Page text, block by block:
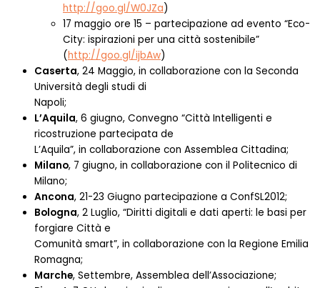
http://goo.gl/W0JZa)
17 maggio ore 15 – partecipazione ad evento “Eco-
City: ispirazioni per una città sostenibile”
(http://goo.gl/ijbAw)
Caserta, 24 Maggio, in collaborazione con la Seconda
Università degli studi di
Napoli;
L’Aquila, 6 giugno, Convegno “Città Intelligenti e
ricostruzione partecipata de
L’Aquila”, in collaborazione con Assemblea Cittadina;
Milano, 7 giugno, in collaborazione con il Politecnico di
Milano;
Ancona, 21-23 Giugno partecipazione a ConfSL2012;
Bologna, 2 Luglio, “Diritti digitali e dati aperti: le basi per
forgiare Città e
Comunità smart”, in collaborazione con la Regione Emilia
Romagna;
Marche, Settembre, Assemblea dell’Associazione;